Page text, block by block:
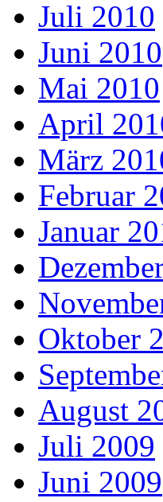
Juli 2010
Juni 2010
Mai 2010
April
März
Februar
Januar
Oktober
August
Juli 2009
Juni 2009